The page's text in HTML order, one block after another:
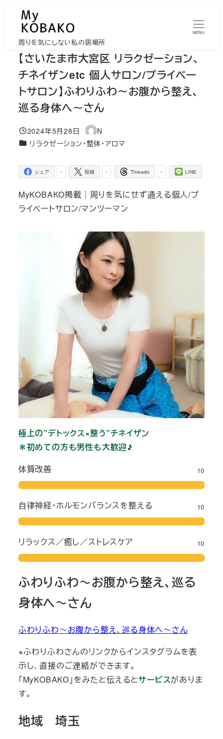
周りを気にしない私の居場所
MENU
【さいたま市大宮区 リラクゼーション、
チネイザンetc 個人サロン/プライベー
トサロン】ふわりふわ～お腹から整え、
巡る身体へ～さん
投稿日
2024年5月28日
著
者
N
カテゴリー
リラクゼーション・整体・アロマ
-
シェア -
投稿 -
Threads LINE
MyKOBAKO掲載｜周りを気にせず通える個人/プ
ライベートサロン/マンツーマン
極上の”デトックス×整う”チネイザン
＊初めての方も男性も大歓迎♪
体質改善
10
自律神経・ホルモンバランスを整える 10
リラックス／癒し／ストレスケア 10
ふわりふわ～お腹から整え、巡る
身体へ～さん
ふわりふわ～お腹から整え、巡る身体へ～さん
※ふわりふわさんのリンクからインスタグラムを表
示し、直接のご連絡ができます。
「MyKOBAKO」をみたと伝えるとサービスがありま
す。
地域 埼玉